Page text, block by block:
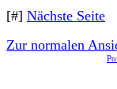
[#] Nächste Seite
Zur normalen